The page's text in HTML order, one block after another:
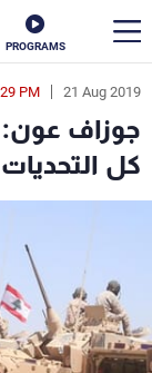
PROGRAMS
21 Aug 2019
PM
جوزاف
كل التحديات
en
الأخبار
سياسة
منوعات
كأس العالم